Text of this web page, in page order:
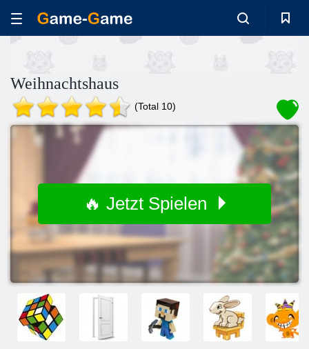
Weihnachtshaus
(Total 10)
🔥 Jetzt Spielen